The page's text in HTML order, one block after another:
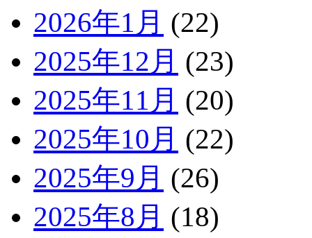
2026年1月 (22)
2025年12月 (23)
2025年11月 (20)
2025年10月 (22)
2025年9月 (26)
2025年8月 (18)